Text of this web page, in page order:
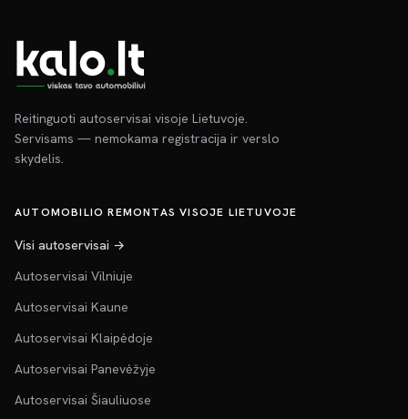
Reitinguoti autoservisai visoje Lietuvoje.
Servisams — nemokama registracija ir verslo
skydelis.
AUTOMOBILIO REMONTAS VISOJE LIETUVOJE
Visi autoservisai →
Autoservisai Vilniuje
Autoservisai Kaune
Autoservisai Klaipėdoje
Autoservisai Panevėžyje
Autoservisai Šiauliuose